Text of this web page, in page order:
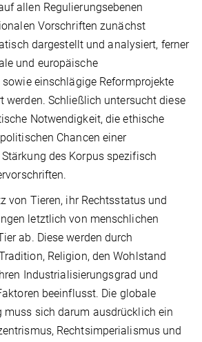
allen Regulierungsebenen
Vorschriften zunächst
dargestellt und analysiert, ferner
und europäische
einschlägige Reformprojekte
werden. Schließlich untersucht diese
Notwendigkeit, die ethische
Chancen einer
des Korpus spezifisch
von Tieren, ihr Rechtsstatus und
letztlich von menschlichen
ab. Diese werden durch
Religion, den Wohlstand
Industrialisierungsgrad und
beeinflusst. Die globale
muss sich darum ausdrücklich ein
Rechtsimperialismus und